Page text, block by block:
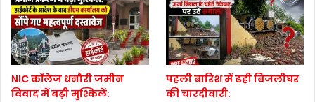
NIC कॉलेज धनौरी जमीन
विवाद में बढ़ी मुश्किलें:
पहली बारिश में ढही बिजलीघर
की चारदीवारी: